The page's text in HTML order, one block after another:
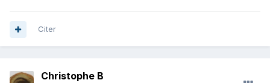
Citer
Christophe B